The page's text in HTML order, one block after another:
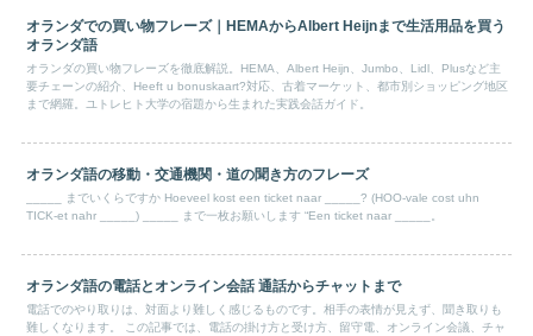
オランダでの買い物フレーズ｜HEMAからAlbert Heijnまで生活用品を買う
オランダ語
オランダの買い物フレーズを徹底解説。HEMA、Albert Heijn、Jumbo、Lidl、Plusなど主
要チェーンの紹介、Heeft u bonuskaart?対応、古着マーケット、都市別ショッピング地区
まで網羅。ユトレヒト大学の宿題から生まれた実践会話ガイド。
オランダ語の移動・交通機関・道の聞き方のフレーズ
_____ までいくらですか Hoeveel kost een ticket naar _____? (HOO-vale cost uhn
TICK-et nahr _____) _____ まで一枚お願いします “Een ticket naar _____。
オランダ語の電話とオンライン会話 通話からチャットまで
電話でのやり取りは、対面より難しく感じるものです。相手の表情が見えず、聞き取りも
難しくなります。 この記事では、電話の掛け方と受け方、留守電、オンライン会議、チャ